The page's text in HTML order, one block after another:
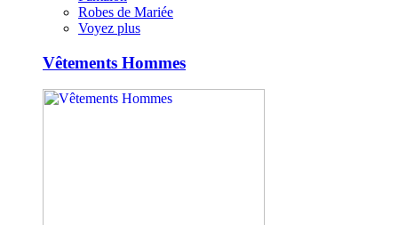
Robes de Mariée
Voyez plus
Vêtements Hommes